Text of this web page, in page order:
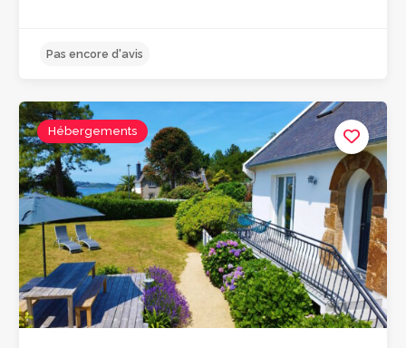
Hébergements